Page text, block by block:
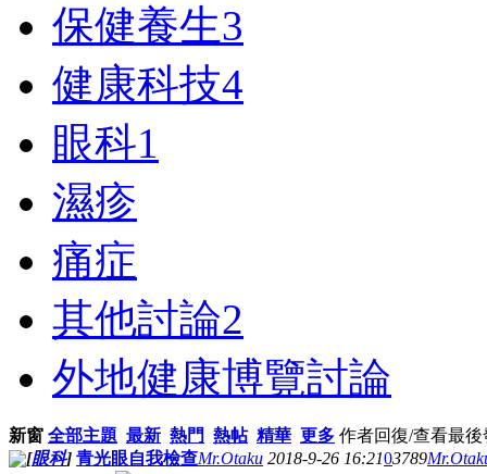
保健養生3
健康科技4
眼科1
濕疹
痛症
其他討論2
外地健康博覽討論
新窗 全部主題 最新 熱門 熱帖 精華 更多 作者回復/查看最後
[眼科] 青光眼自我檢查Mr.Otaku 2018-9-26 16:2103789